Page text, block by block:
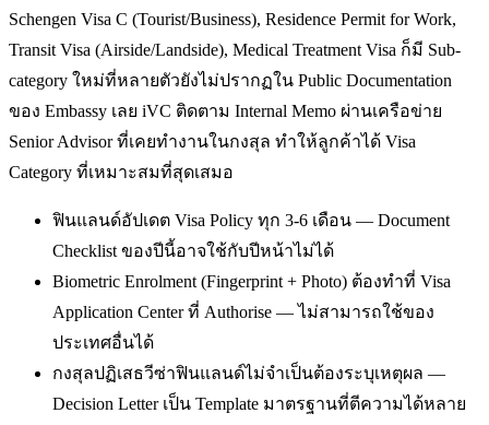
Schengen Visa C (Tourist/Business), Residence Permit for Work,
Transit Visa (Airside/Landside), Medical Treatment Visa ก็มี Sub-
category ใหม่ที่หลายตัวยังไม่ปรากฏใน Public Documentation
ของ Embassy เลย iVC ติดตาม Internal Memo ผ่านเครือข่าย
Senior Advisor ที่เคยทำงานในกงสุล ทำให้ลูกค้าได้ Visa
Category ที่เหมาะสมที่สุดเสมอ
ฟินแลนด์อัปเดต Visa Policy ทุก 3-6 เดือน — Document
Checklist ของปีนี้อาจใช้กับปีหน้าไม่ได้
Biometric Enrolment (Fingerprint + Photo) ต้องทำที่ Visa
Application Center ที่ Authorise — ไม่สามารถใช้ของ
ประเทศอื่นได้
กงสุลปฏิเสธวีซ่าฟินแลนด์ไม่จำเป็นต้องระบุเหตุผล —
Decision Letter เป็น Template มาตรฐานที่ตีความได้หลาย